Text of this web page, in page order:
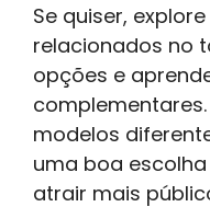
Se quiser,
relacionados no
opções e
modelos
uma boa
atrair mais